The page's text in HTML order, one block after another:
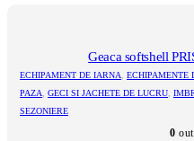
variații.
Opțiunile
pot
fi
Geaca softshell
ECHIPAMENT DE IARNA, ECHIPAMENTE
PAZA, GECI SI JACHETE DE LUCRU,
SEZONIERE
0